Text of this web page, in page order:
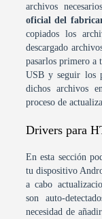
archivos
oficial del
copiados los
descargado
pasarlos primero a
USB y seguir los
dichos archivos
proceso de
Drivers para
En esta sección
tu dispositivo
a cabo
son auto-
necesidad de